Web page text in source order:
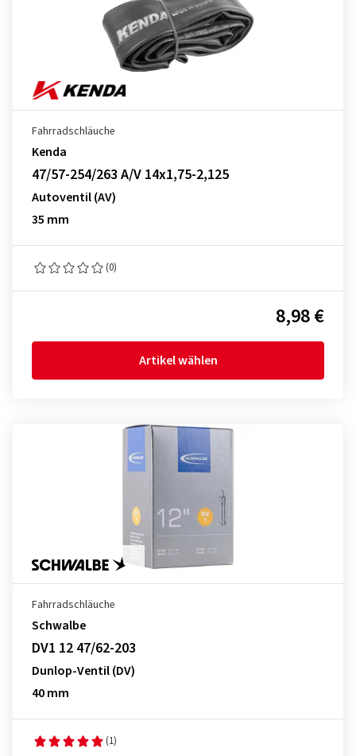
Fahrradschläuche
Kenda
47/57-254/263 A/V 14x1,75-2,125
Autoventil (AV)
35 mm
(0)
8,98 €
Artikel wählen
Fahrradschläuche
Schwalbe
DV1 12 47/62-203
Dunlop-Ventil (DV)
40 mm
(1)